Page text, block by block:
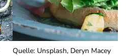
Quelle: Unsplash, Deryn Macey